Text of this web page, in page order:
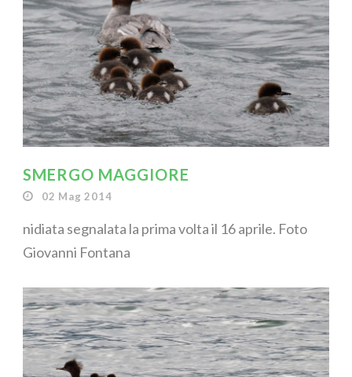
SMERGO MAGGIORE
02 Mag 2014
nidiata segnalata la prima volta il 16 aprile. Foto
Giovanni Fontana